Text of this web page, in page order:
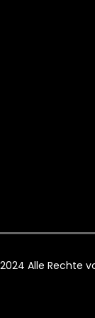
Alle Rechte